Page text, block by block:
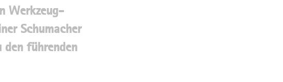
Werkzeug­
Schumacher
den führenden